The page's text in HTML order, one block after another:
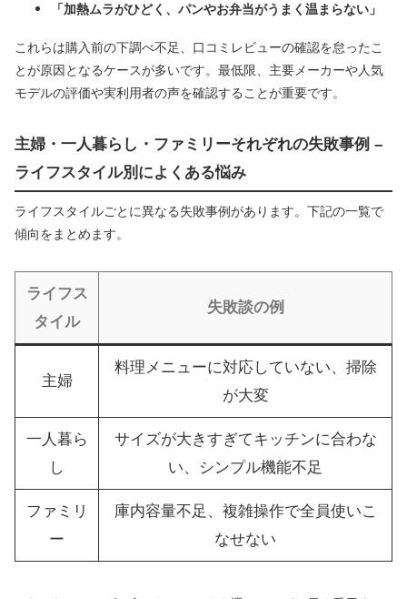
「加熱ムラがひどく、パンやお弁当がうまく温まらない」
これらは購入前の下調べ不足、口コミレビューの確認を怠ったこ
とが原因となるケースが多いです。最低限、主要メーカーや人気
モデルの評価や実利用者の声を確認することが重要です。
主婦・一人暮らし・ファミリーそれぞれの失敗事例 –
ライフスタイル別によくある悩み
ライフスタイルごとに異なる失敗事例があります。下記の一覧で
傾向をまとめます。
ライフス
タイル
失敗談の例
主婦
料理メニューに対応していない、掃除
が大変
一人暮ら
し
サイズが大きすぎてキッチンに合わな
い、シンプル機能不足
ファミリ
ー
庫内容量不足、複雑操作で全員使いこ
なせない